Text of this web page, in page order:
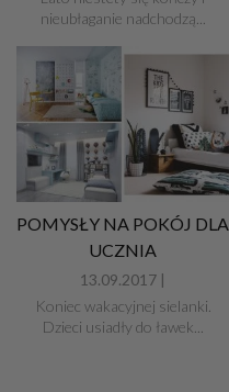
nieubłaganie nadchodzą...
POMYSŁY NA POKÓJ DLA
UCZNIA
13.09.2017 |
Koniec wakacyjnej sielanki.
Dzieci usiadły do ławek...